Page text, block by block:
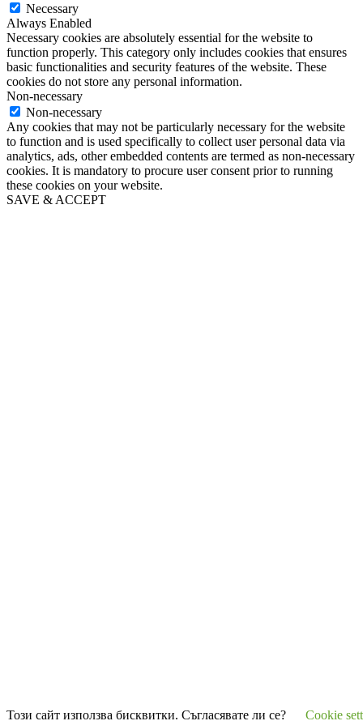
Този сайт използва бисквитки. Съгласявате ли се? Cookie
Necessary
Always Enabled
Necessary cookies are absolutely essential for the website to
function properly. This category only includes cookies that ensures
basic functionalities and security features of the website. These
cookies do not store any personal information.
Non-necessary
Non-necessary
Any cookies that may not be particularly necessary for the website
to function and is used specifically to collect user personal data via
analytics, ads, other embedded contents are termed as non-necessary
cookies. It is mandatory to procure user consent prior to running
these cookies on your website.
SAVE & ACCEPT